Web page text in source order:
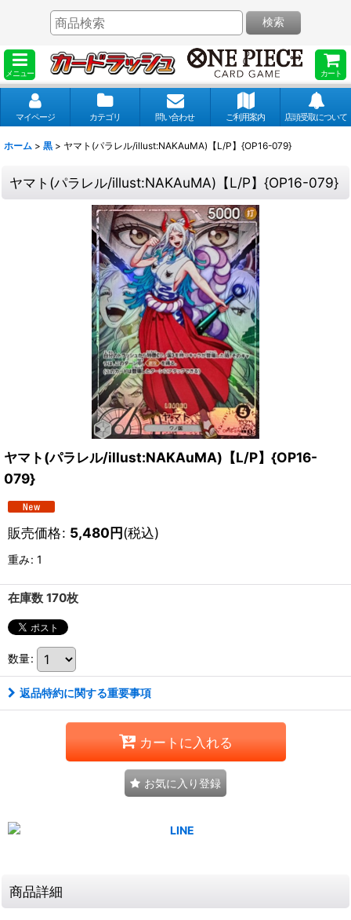
メニュー カート
検索
マイページ カテゴリ 問い合わせ ご利用案内 店頭受取について
ホーム > 黒 > ヤマト(パラレル/illust:NAKAuMA)【L/P】{OP16-079}
ヤマト(パラレル/illust:NAKAuMA)【L/P】{OP16-079}
ヤマト(パラレル/illust:NAKAuMA)【L/P】{OP16-
079}
販売価格: 5,480円(税込)
重み: 1
在庫数 170枚
数量:
返品特約に関する重要事項
カートに入れる
お気に入り登録
商品詳細